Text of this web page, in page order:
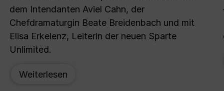
dem Intendanten Aviel Cahn, der
Chefdramaturgin Beate Breidenbach und mit
Elisa Erkelenz, Leiterin der neuen Sparte
Unlimited.
Weiterlesen